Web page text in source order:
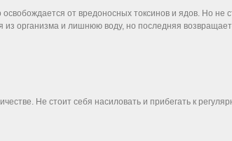
от вредоносных токсинов и ядов. Но не
организма и лишнюю воду, но последняя
Не стоит себя насиловать и прибегать к